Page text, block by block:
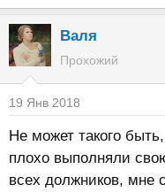
Валя
Прохожий
19 Янв 2018
Не может такого
плохо выполняли
всех должников, мне